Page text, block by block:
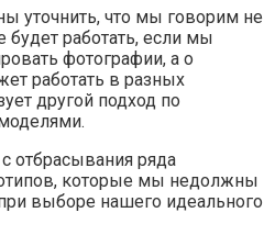
уточнить, что мы говорим не
будет работать, если мы
фотографии, а о
работать в разных
другой подход по
отбрасывания ряда
которые мы недолжны
выборе нашего идеального